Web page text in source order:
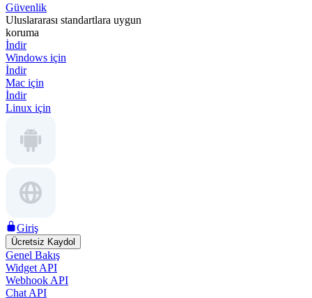
Güvenlik
Uluslararası standartlara uygun
koruma
İndir
Windows için
İndir
Mac için
İndir
Linux için
Giriş
Ücretsiz Kaydol
Genel Bakış
Widget API
Webhook API
Chat API